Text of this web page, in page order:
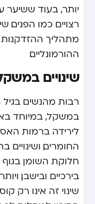
יותר, בעוד ששיער
רצויים כמו הפנים.
מתהליך ההזדקנות
ההורמונליים.
שינויים
רבות מהנשים
במשקל, במיוחד
לירידה ברמות
החומרים, ושינויים
חלוקת השומן
בירכיים ובישבן,
שינוי זה אינו רק